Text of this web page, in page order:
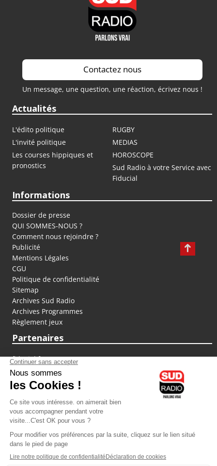
Contactez nous
Un message, une question, une réaction, écrivez nous !
Actualités
L'édito politique
RUGBY
L'invité politique
MEDIAS
Les courses hippiques et
pronostics
HOROSCOPE
Sud Radio à votre Service avec
Fiducial
Informations
Dossier de presse
QUI SOMMES-NOUS ?
Comment nous rejoindre ?
Publicité
Mentions Légales
CGU
Politique de confidentialité
Sitemap
Archives Sud Radio
Archives Programmes
Règlement jeux
Partenaires
fiducial.fr
lyoncapitale.fr
olympique-et-lyonnais.com
L'application Iphone / Android
Téléchargez l'application
Les cookies